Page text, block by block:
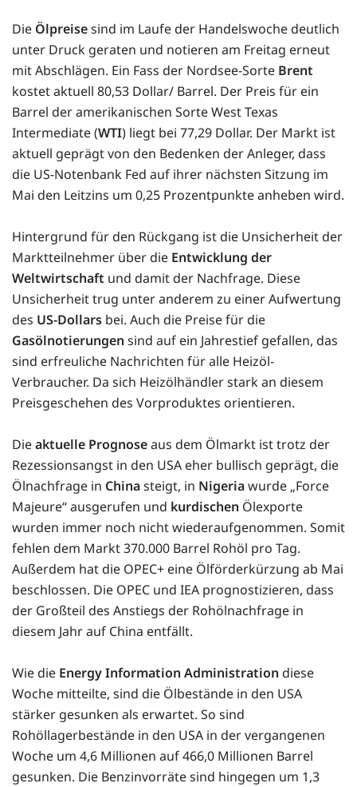
Die Ölpreisesind im Laufe der Handelswoche deutlich
unter Druck geraten und notieren am Freitag erneut
mit Abschlägen. Ein Fass der Nordsee-Sorte Brent
kostet aktuell 80,53 Dollar/ Barrel. Der Preis für ein
Barrel der amerikanischen Sorte West Texas
Intermediate (WTI) liegt bei 77,29 Dollar. Der Markt ist
aktuell geprägt von den Bedenken der Anleger, dass
die US-Notenbank Fed auf ihrer nächsten Sitzung im
Mai den Leitzins um 0,25 Prozentpunkte anheben wird.
Hintergrund für den Rückgang ist die Unsicherheit der
Marktteilnehmer über die Entwicklung der
Weltwirtschaft und damit der Nachfrage. Diese
Unsicherheit trug unter anderem zu einer Aufwertung
des US-Dollars bei. Auch die Preise für die
Gasölnotierungen sind auf ein Jahrestief gefallen, das
sind erfreuliche Nachrichten für alle Heizöl-
Verbraucher. Da sich Heizölhändler stark an diesem
Preisgeschehen des Vorproduktes orientieren.
Dieaktuelle Prognoseaus dem Ölmarkt ist trotz der
Rezessionsangst in den USA eher bullisch geprägt, die
Ölnachfrage in Chinasteigt, in Nigeriawurde „Force
Majeure“ ausgerufen und kurdischen Ölexporte
wurden immer noch nicht wiederaufgenommen. Somit
fehlen dem Markt 370.000 Barrel Rohöl pro Tag.
Außerdem hat die OPEC+ eine Ölförderkürzung ab Mai
beschlossen. Die OPEC und IEA prognostizieren, dass
der Großteil des Anstiegs der Rohölnachfrage in
diesem Jahr auf China entfällt.
Wie die Energy Information Administration diese
Woche mitteilte, sind die Ölbestände in den USA
stärker gesunken als erwartet. So sind
Rohöllagerbestände in den USA in der vergangenen
Woche um 4,6 Millionen auf 466,0 Millionen Barrel
gesunken. Die Benzinvorräte sind hingegen um 1,3